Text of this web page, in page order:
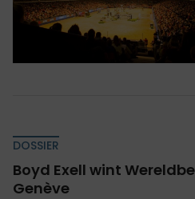
DOSSIER
Boyd Exell wint
Genève